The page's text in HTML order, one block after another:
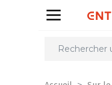
Partager